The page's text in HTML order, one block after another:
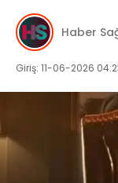
Haber
Giriş: 11-06-2026